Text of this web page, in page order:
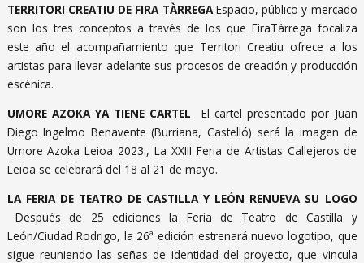
TERRITORI CREATIU DE FIRA TÀRREGAEspacio, público y mercado
son los tres conceptos a través de los que FiraTàrrega focaliza
este año el acompañamiento que Territori Creatiu ofrece a los
artistas para llevar adelante sus procesos de creación y producción
escénica.
UMORE AZOKA YA TIENE CARTEL El cartel presentado por Juan
Diego Ingelmo Benavente (Burriana, Castelló) será la imagen de
Umore Azoka Leioa 2023., La XXIII Feria de Artistas Callejeros de
Leioa se celebrará del 18 al 21 de mayo.
LA FERIA DE TEATRO DE CASTILLA Y LEÓN RENUEVA SU LOGO
Después de 25 ediciones la Feria de Teatro de Castilla y
León/Ciudad Rodrigo, la 26ª edición estrenará nuevo logotipo, que
sigue reuniendo las señas de identidad del proyecto, que vincula